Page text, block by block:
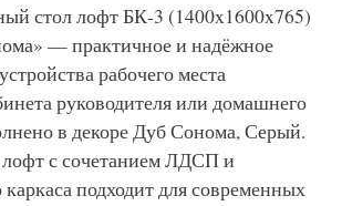
стол лофт БК-3 (1400x1600x765)
— практичное и надёжное
рабочего места
руководителя или домашнего
в декоре Дуб Сонома, Серый.
лофт с сочетанием ЛДСП и
каркаса подходит для современных